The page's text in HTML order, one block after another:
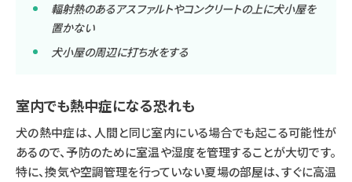
輻射熱のあるアスファルトやコンクリートの上に犬小屋を
置かない
犬小屋の周辺に打ち水をする
室内でも熱中症になる恐れも
犬の熱中症は、人間と同じ室内にいる場合でも起こる可能性が
あるので、予防のために室温や湿度を管理することが大切です。
特に、換気や空調管理を行っていない夏場の部屋は、すぐに高温